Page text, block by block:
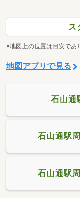
ス
※地図上の位置は目安であ
地図アプリで見る
石山通
石山通駅
石山通駅